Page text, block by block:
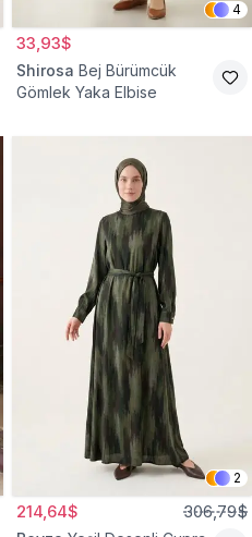
4
33,93$
Shirosa Bej Bürümcük
Gömlek Yaka Elbise
2
214,64$ 306,79$